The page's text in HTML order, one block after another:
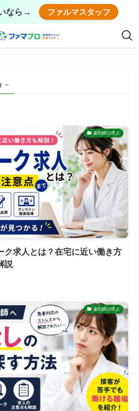
なら→ ファルマスタッフ
–
薬剤師の求人
ク求人とは？在宅に近い働き方
説
薬剤師の求人